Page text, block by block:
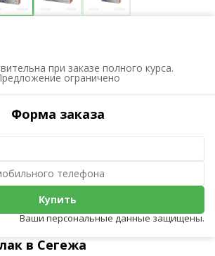
в Сегежа
при заказе полного курса.
ограничено
Форма заказа
Купить
Ваши персональные данные защищены.